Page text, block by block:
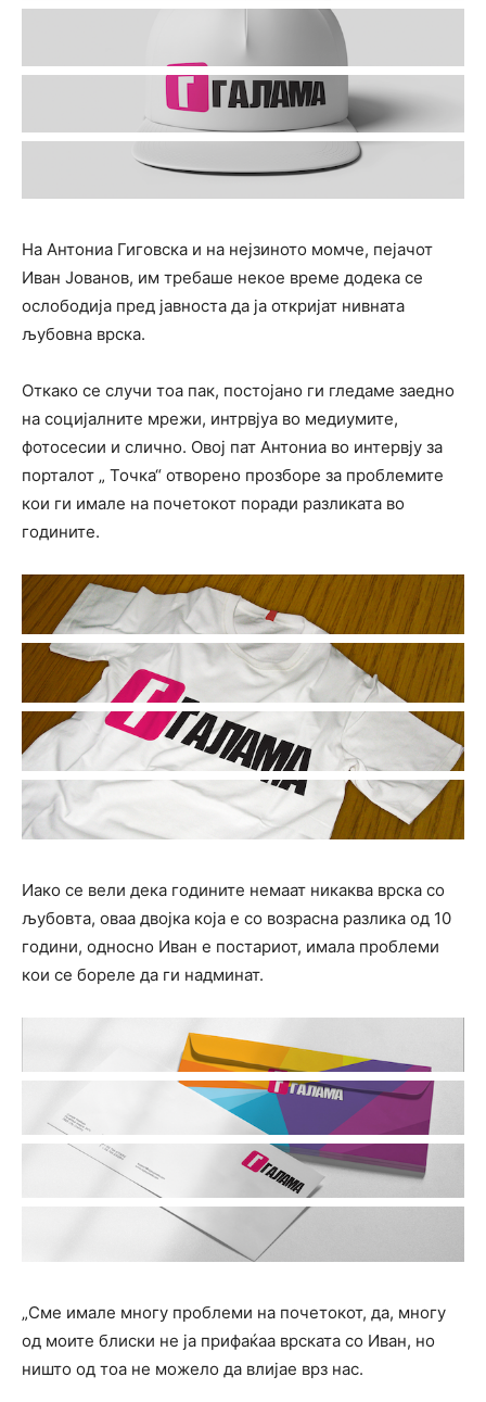
На Антониа Гиговска и на нејзиното момче, пејачот
Иван Јованов, им требаше некое време додека се
ослободија пред јавноста да ја откријат нивната
љубовна врска.
Откако се случи тоа пак, постојано ги гледаме заедно
на социјалните мрежи, интрвјуа во медиумите,
фотосесии и слично. Овој пат Антониа во интервју за
порталот „ Точка“ отворено прозборе за проблемите
кои ги имале на почетокот поради разликата во
годините.
Иако се вели дека годините немаат никаква врска со
љубовта, оваа двојка која е со возрасна разлика од 10
години, односно Иван е постариот, имала проблеми
кои се бореле да ги надминат.
„Сме имале многу проблеми на почетокот, да, многу
од моите блиски не ја прифаќаа врската со Иван, но
ништо од тоа не можело да влијае врз нас.